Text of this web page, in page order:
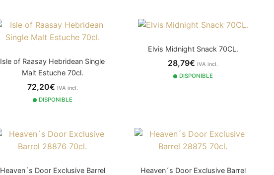
Isle of Raasay Hebridean Single
Malt Estuche 70cl.
72,20€ IVA incl.
DISPONIBLE
Elvis Midnight Snack 70CL.
28,79€ IVA incl.
DISPONIBLE
Heaven´s Door Exclusive Barrel
Heaven´s Door Exclusive Barrel